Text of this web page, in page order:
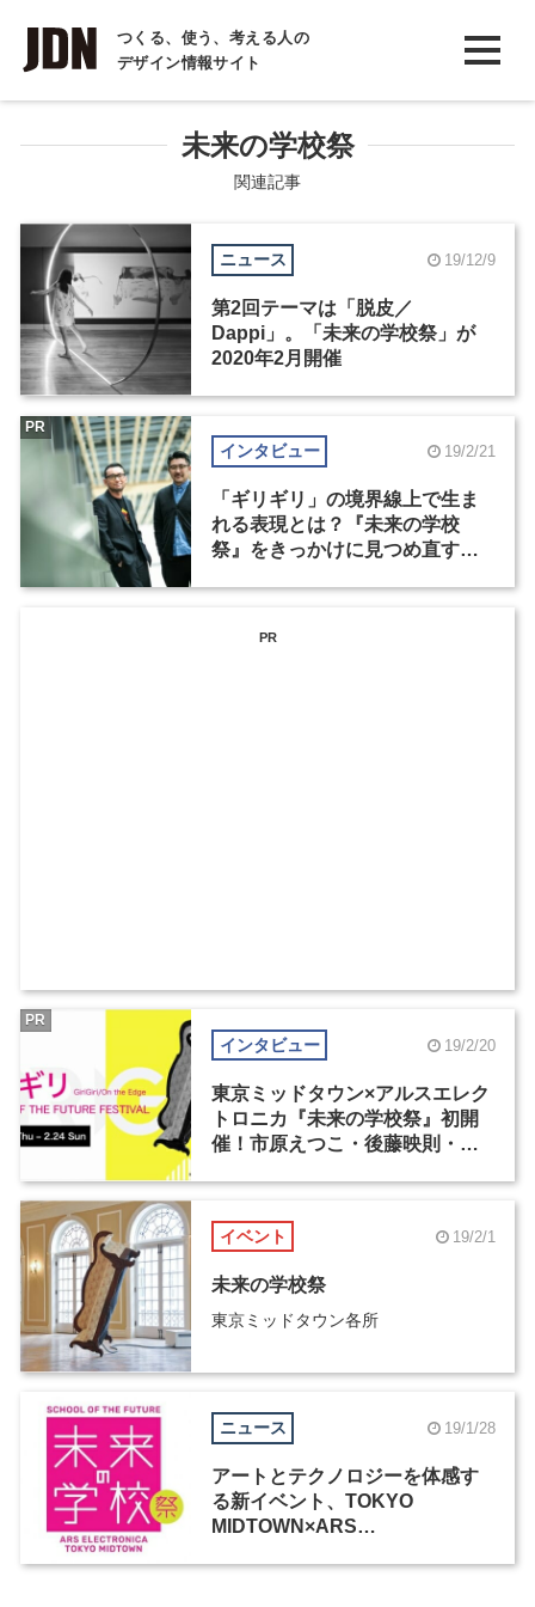
つくる、使う、考える人の
デザイン情報サイト
INTERVIEW
インタビュー
COLUMN
コラム
未来の学校祭
関連記事
ニュース 19/12/9
第2回テーマは「脱皮／
Dappi」。「未来の学校祭」が
2020年2月開催
インタビュー 19/2/21
「ギリギリ」の境界線上で生ま
れる表現とは？『未来の学校
祭』をきっかけに見つめ直す、
PR
PR
インタビュー 19/2/20
東京ミッドタウン×アルスエレク
トロニカ『未来の学校祭』初開
催！市原えつこ・後藤映則・
リ”への挑戦力
PR
イベント 19/2/1
未来の学校祭
東京ミッドタウン各所
ニュース 19/1/28
アートとテクノロジーを体感す
る新イベント、TOKYO
MIDTOWN×ARS